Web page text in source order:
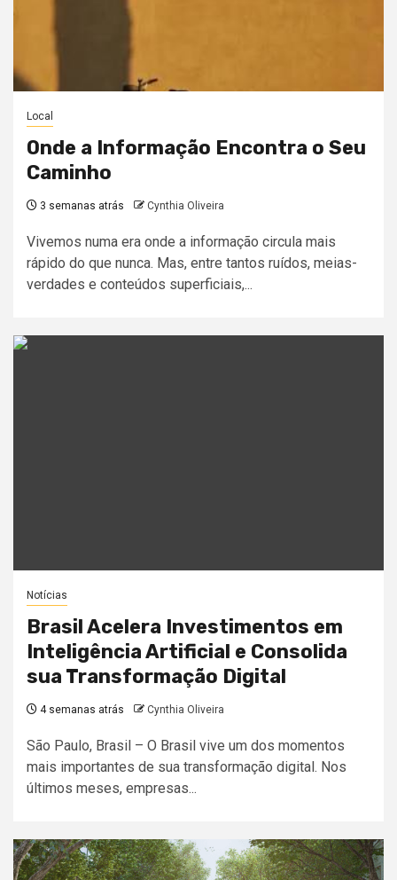
Local
Onde a Informação Encontra o Seu
Caminho
3 semanas atrás Cynthia Oliveira
Vivemos numa era onde a informação circula mais
rápido do que nunca. Mas, entre tantos ruídos, meias-
verdades e conteúdos superficiais,...
Notícias
Brasil Acelera Investimentos em
Inteligência Artificial e Consolida
sua Transformação Digital
4 semanas atrás Cynthia Oliveira
São Paulo, Brasil – O Brasil vive um dos momentos
mais importantes de sua transformação digital. Nos
últimos meses, empresas...